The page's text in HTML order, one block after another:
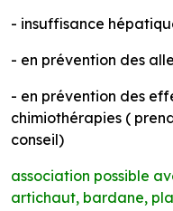
- insuffisance
- en prévention des
- en prévention des
chimiothérapies (
conseil)
association possible
artichaut, bardane,